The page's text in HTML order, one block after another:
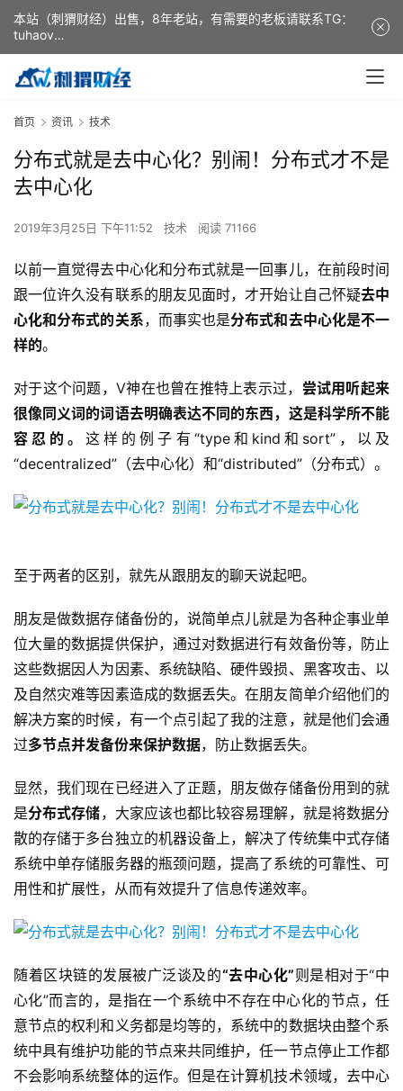
首页 资讯 技术
分布式就是去中心化？别闹！分布式才不是
去中心化
2019年3月25日 下午11:52 技术 阅读 71166
以前一直觉得去中心化和分布式就是一回事儿，在前段时间
跟一位许久没有联系的朋友见面时，才开始让自己怀疑去中
心化和分布式的关系，而事实也是分布式和去中心化是不一
样的。
对于这个问题，V神在也曾在推特上表示过， 尝试用听起来
很像同义词的词语去明确表达不同的东西，这是科学所不能
容忍的。这样的例子有“type和kind和sort”，以及
“decentralized”（去中心化）和“distributed”（分布式）。
至于两者的区别，就先从跟朋友的聊天说起吧。
朋友是做数据存储备份的，说简单点儿就是为各种企事业单
位大量的数据提供保护，通过对数据进行有效备份等，防止
这些数据因人为因素、系统缺陷、硬件毁损、黑客攻击、以
及自然灾难等因素造成的数据丢失。在朋友简单介绍他们的
解决方案的时候，有一个点引起了我的注意，就是他们会通
过多节点并发备份来保护数据，防止数据丢失。
显然，我们现在已经进入了正题，朋友做存储备份用到的就
是分布式存储，大家应该也都比较容易理解，就是将数据分
散的存储于多台独立的机器设备上，解决了传统集中式存储
系统中单存储服务器的瓶颈问题，提高了系统的可靠性、可
用性和扩展性，从而有效提升了信息传递效率。
随着区块链的发展被广泛谈及的“去中心化”则是相对于“中
心化”而言的，是指在一个系统中不存在中心化的节点，任
意节点的权利和义务都是均等的，系统中的数据块由整个系
统中具有维护功能的节点来共同维护，任一节点停止工作都
不会影响系统整体的运作。但是在计算机技术领域，去中心
本站（刺猬财经）出售，8年老站，有需要的老板请联系TG：
tuhaov
This website (ciweicaijing) is for sale. It is a 8-year-old
website. If you need it, please contact TG: tuhaov